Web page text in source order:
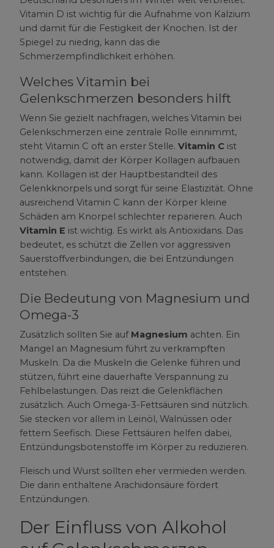
Vitamin D ist wichtig für die Aufnahme von Kalzium
und damit für die Festigkeit der Knochen. Ist der
Spiegel zu niedrig, kann das die
Schmerzempfindlichkeit erhöhen.
Welches Vitamin bei
Gelenkschmerzen besonders hilft
Wenn Sie gezielt nachfragen, welches Vitamin bei
Gelenkschmerzen eine zentrale Rolle einnimmt,
steht Vitamin C oft an erster Stelle. Vitamin C ist
notwendig, damit der Körper Kollagen aufbauen
kann. Kollagen ist der Hauptbestandteil des
Gelenkknorpels und sorgt für seine Elastizität. Ohne
ausreichend Vitamin C kann der Körper kleine
Schäden am Knorpel schlechter reparieren. Auch
Vitamin E ist wichtig. Es wirkt als Antioxidans. Das
bedeutet, es schützt die Zellen vor aggressiven
Sauerstoffverbindungen, die bei Entzündungen
entstehen.
Die Bedeutung von Magnesium und
Omega-3
Zusätzlich sollten Sie auf Magnesium achten. Ein
Mangel an Magnesium führt zu verkrampften
Muskeln. Da die Muskeln die Gelenke führen und
stützen, führt eine dauerhafte Verspannung zu
Fehlbelastungen. Das reizt die Gelenkflächen
zusätzlich. Auch Omega-3-Fettsäuren sind nützlich.
Sie stecken vor allem in Leinöl, Walnüssen oder
fettem Seefisch. Diese Fettsäuren helfen dabei,
Entzündungsbotenstoffe im Körper zu reduzieren.
Fleisch und Wurst sollten eher vermieden werden.
Die darin enthaltene Arachidonsäure fördert
Entzündungen.
Der Einfluss von Alkohol